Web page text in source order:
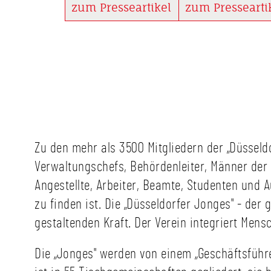
Jonges alle zwei Jahre
zum Presseartikel
Rheinuferpromenade
zum
Zu den mehr als 3500 Mitgliedern der
Verwaltungschefs, Behördenleiter, Männer
Angestellte, Arbeiter, Beamte, Studenten und
zu finden ist. Die „Düsseldorfer Jonges" -
gestaltenden Kraft. Der Verein integriert
Die „Jonges" werden von einem